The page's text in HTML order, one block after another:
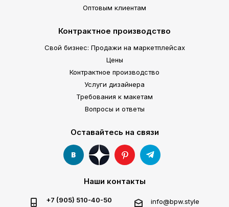
Оптовым клиентам
Контрактное производство
Свой бизнес: Продажи на маркетплейсах
Цены
Контрактное производство
Услуги дизайнера
Требования к макетам
Вопросы и ответы
Оставайтесь на связи
Наши контакты
+7 (905) 510-40-50 info@bpw.style